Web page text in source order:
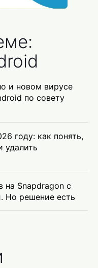
и новом вирусе
по совету
году: как понять,
удалить
на Snapdragon с
Но решение есть